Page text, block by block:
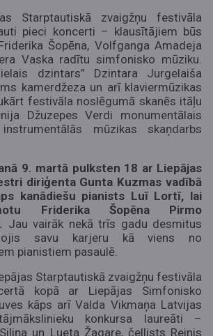
Starptautiskā zvaigžņu festivāla
pieci koncerti – klausītājiem būs
Šopēna, Volfganga Amadeja
Vaska radītu simfonisko mūziku.
dzintars” Dzintara Jurgelaiša
kamerdžeza un arī klaviermūzikas
festivāla noslēgumā skanēs itāļu
Džuzepes Verdi monumentālais
mūzikas skaņdarbs
9. martā pulksten 18 ar Liepājas
diriģenta Gunta Kuzmas vadībā
kanādiešu pianists Luī Lortī, lai
Friderika Šopēna Pirmo
Jau vairāk nekā trīs gadu desmitus
savu karjeru kā viens no
pianistiem pasaulē.
Starptautiskā zvaigžņu festivāla
kopā ar Liepājas Simfonisko
kāps arī Valda Vikmaņa Latvijas
konkursa laureāti –
un Lueta Žagare, čellists Reinis